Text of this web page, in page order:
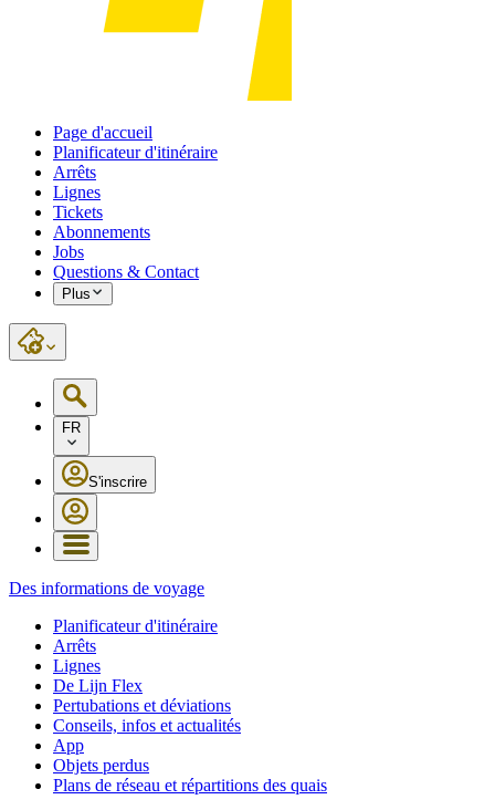
Page d'accueil
Planificateur d'itinéraire
Arrêts
Lignes
Tickets
Abonnements
Jobs
Questions & Contact
Plus
FR
S'inscrire
Des informations de voyage
Planificateur d'itinéraire
Arrêts
Lignes
De Lijn Flex
Pertubations et déviations
Conseils, infos et actualités
App
Objets perdus
Plans de réseau et répartitions des quais